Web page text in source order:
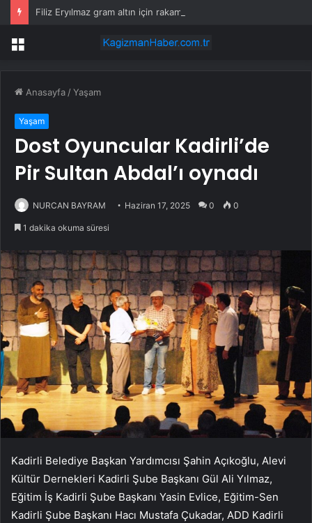
Menü
Anasayfa /Yaşam
Yaşam
Dost Oyuncular Kadirli’de
Pir Sultan Abdal’ı oynadı
NURCAN BAYRAM Haziran 17, 2025 0 0
1 dakika okuma süresi
Kadirli Belediye Başkan Yardımcısı Şahin Açıkoğlu, Alevi
Kültür Dernekleri Kadirli Şube Başkanı Gül Ali Yılmaz,
Eğitim İş Kadirli Şube Başkanı Yasin Evlice, Eğitim-Sen
Kadirli Şube Başkanı Hacı Mustafa Çukadar, ADD Kadirli